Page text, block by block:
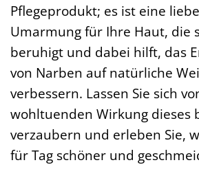
Pflegeprodukt; es ist eine
Umarmung für Ihre Haut, die
beruhigt und dabei hilft, das
von Narben auf natürliche
verbessern. Lassen Sie sich
wohltuenden Wirkung dieses
verzaubern und erleben Sie,
für Tag schöner und